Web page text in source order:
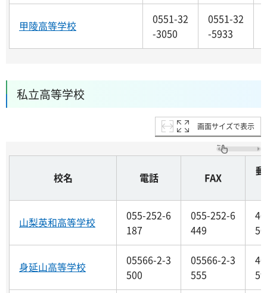
甲陵高等学校
0551-32
-3050
0551-32
-5933
私立高等学校
画面サイズで表示
校名 電話 FAX
山梨英和高等学校
055-252-6
187
055-252-6
449
身延山高等学校
05566-2-3
500
05566-2-3
555